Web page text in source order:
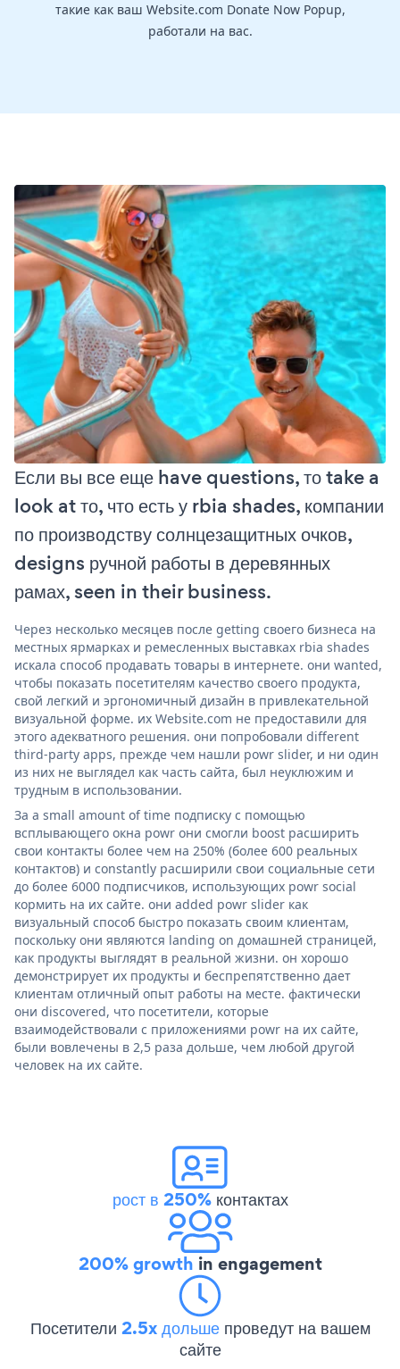
такие как ваш Website.com Donate Now Popup,
работали на вас.
Если вы все еще have questions, то take a
look at то, что есть у rbia shades, компании
по производству солнцезащитных очков,
designs ручной работы в деревянных
рамах, seen in their business.
Через несколько месяцев после getting своего бизнеса на
местных ярмарках и ремесленных выставках rbia shades
искала способ продавать товары в интернете. они wanted,
чтобы показать посетителям качество своего продукта,
свой легкий и эргономичный дизайн в привлекательной
визуальной форме. их Website.com не предоставили для
этого адекватного решения. они попробовали different
third-party apps, прежде чем нашли powr slider, и ни один
из них не выглядел как часть сайта, был неуклюжим и
трудным в использовании.
За a small amount of time подписку с помощью
всплывающего окна powr они смогли boost расширить
свои контакты более чем на 250% (более 600 реальных
контактов) и constantly расширили свои социальные сети
до более 6000 подписчиков, использующих powr social
кормить на их сайте. они added powr slider как
визуальный способ быстро показать своим клиентам,
поскольку они являются landing on домашней страницей,
как продукты выглядят в реальной жизни. он хорошо
демонстрирует их продукты и беспрепятственно дает
клиентам отличный опыт работы на месте. фактически
они discovered, что посетители, которые
взаимодействовали с приложениями powr на их сайте,
были вовлечены в 2,5 раза дольше, чем любой другой
человек на их сайте.
рост в 250%контактах
200% growth in engagement
Посетители 2.5x дольше проведут на вашем
сайте